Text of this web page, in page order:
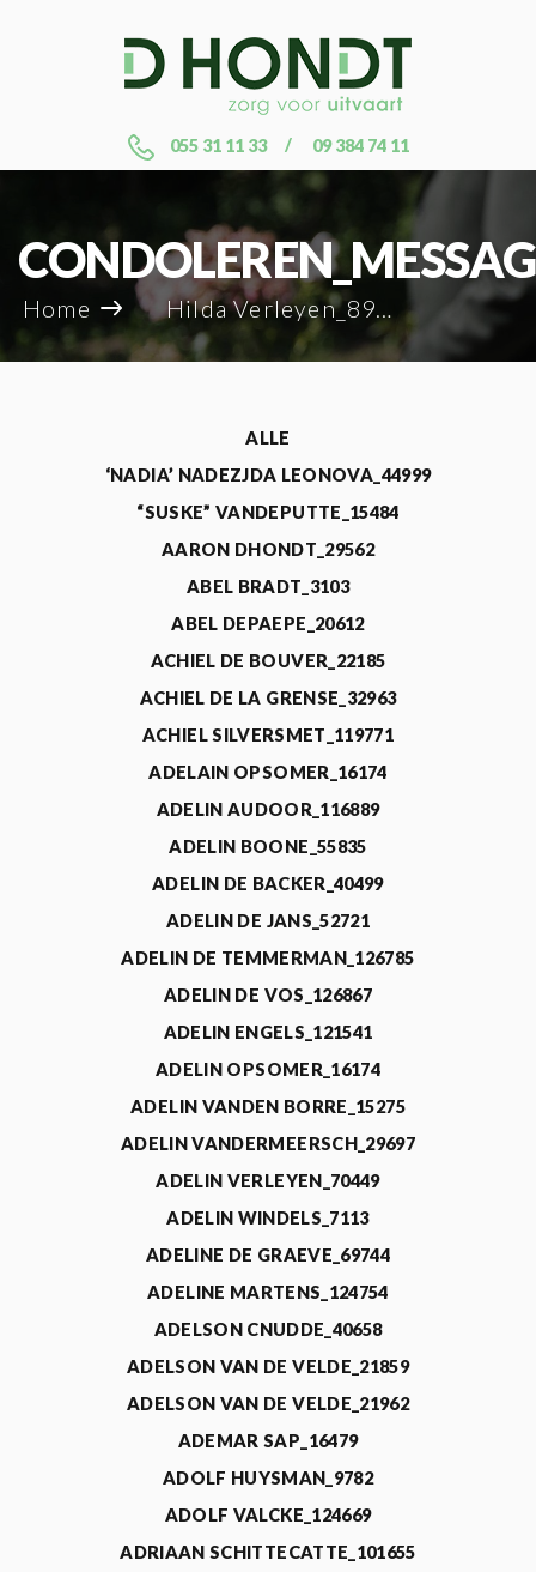
055 31 11 33 09 384 74 11
Home Hilda Verleyen_89916
ALLE
‘NADIA’ NADEZJDA LEONOVA_44999
“SUSKE” VANDEPUTTE_15484
AARON DHONDT_29562
ABEL BRADT_3103
ABEL DEPAEPE_20612
ACHIEL DE BOUVER_22185
ACHIEL DE LA GRENSE_32963
ACHIEL SILVERSMET_119771
ADELAIN OPSOMER_16174
ADELIN AUDOOR_116889
ADELIN BOONE_55835
ADELIN DE BACKER_40499
ADELIN DE JANS_52721
ADELIN DE TEMMERMAN_126785
ADELIN DE VOS_126867
ADELIN ENGELS_121541
ADELIN OPSOMER_16174
ADELIN VANDEN BORRE_15275
ADELIN VANDERMEERSCH_29697
ADELIN VERLEYEN_70449
ADELIN WINDELS_7113
ADELINE DE GRAEVE_69744
ADELINE MARTENS_124754
ADELSON CNUDDE_40658
ADELSON VAN DE VELDE_21859
ADELSON VAN DE VELDE_21962
ADEMAR SAP_16479
ADOLF HUYSMAN_9782
ADOLF VALCKE_124669
ADRIAAN SCHITTECATTE_101655